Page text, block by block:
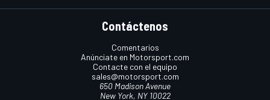
Contáctenos
Comentarios
Anúnciate en Motorsport.com
Contacte con el equipo
sales@motorsport.com
650 Madison Avenue
New York, NY 10022